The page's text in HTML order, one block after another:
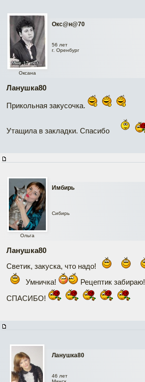
Окc@н@70
Оксана
56 лет
г. Оренбург
Ланушка80
Прикольная закусочка.
Утащила в закладки. Спасибо
Имбирь
Ольга
Сибирь
Ланушка80
Светик, закуска, что надо!
Умничка!
Рецептик забираю!
СПАСИБО!
Ланушка80
46 лет